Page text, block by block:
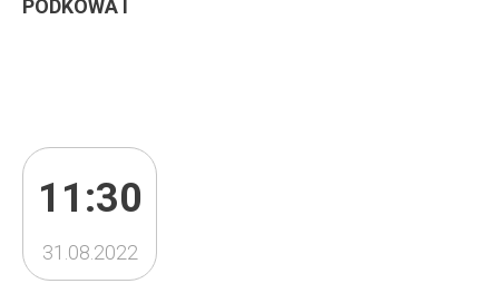
PODKOWA I
11:30
31.08.2022